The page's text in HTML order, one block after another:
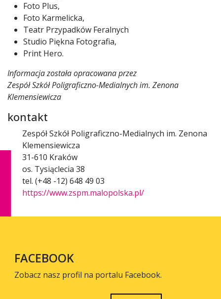
Foto Plus,
Foto Karmelicka,
Teatr Przypadków Feralnych
Studio Piękna Fotografia,
Print Hero.
Informacja została opracowana przez
Zespół Szkół Poligraficzno-Medialnych im. Zenona
Klemensiewicza
kontakt
Zespół Szkół Poligraficzno-Medialnych im. Zenona
Klemensiewicza
31-610 Kraków
os. Tysiąclecia 38
tel. (+48 -12) 648 49 03
https://www.zspm.malopolska.pl/
FACEBOOK
Zobacz nasz profil na portalu Facebook.